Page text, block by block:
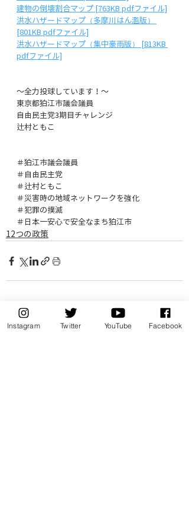
建物の倒壊割合マップ [763KB pdfファイル]
洪水ハザードマップ（多摩川はん濫版）
[801KB pdfファイル]
洪水ハザードマップ（集中豪雨版） [813KB
pdfファイル]
～全力投球しています！～
東京都狛江市議会議員
自由民主党3期目チャレンジ
辻村ともこ
＃狛江市議会議員
＃自由民主党
＃辻村ともこ
＃災害時の地域ネットワークを強化
＃犯罪の撲滅
＃日本一安心で安全なまち狛江市
12つの政策
最新記事 すべて表示
Instagram Twitter YouTube Facebook